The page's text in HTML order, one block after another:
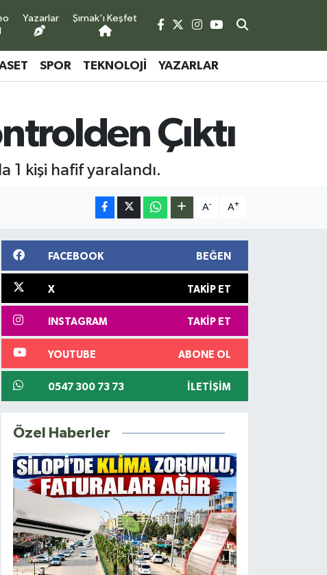
Yazarlar Şırnak'ı Keşfet
SPOR TEKNOLOJI YAZARLAR
Çıktı
1 kişi hafif yaralandı.
A- A+
FACEBOOK BEĞEN
X TAKIP ET
INSTAGRAM TAKIP ET
YOUTUBE ABONE OL
0547 300 73 73 İLETIŞIM
Özel Haberler